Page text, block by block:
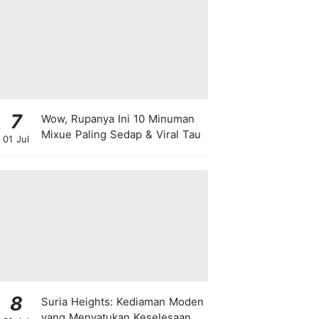
7
01 Jul
Wow, Rupanya Ini 10 Minuman
Mixue Paling Sedap & Viral Tau
8
Suria Heights: Kediaman Moden